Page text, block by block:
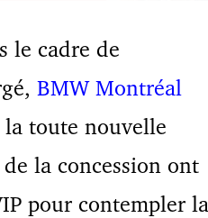
le cadre de
BMW Montréal
toute nouvelle
la concession ont
pour contempler la